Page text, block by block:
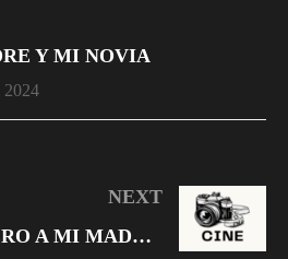
Y MI NOVIA
NEXT
LE QUITÉ EL DINERO A MI MADRE A SUS ESPALDAS